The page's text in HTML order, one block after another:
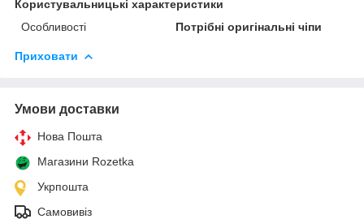
Користувальницькі характеристики
Особливості
Потрібні оригінальні чіпи
Приховати
Умови доставки
Нова Пошта
Магазини Rozetka
Укрпошта
Самовивіз